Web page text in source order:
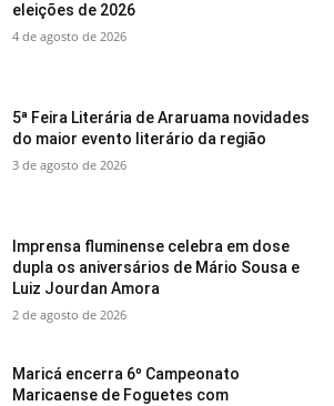
eleições de 2026
4 de agosto de 2026
5ª Feira Literária de Araruama novidades
do maior evento literário da região
3 de agosto de 2026
Imprensa fluminense celebra em dose
dupla os aniversários de Mário Sousa e
Luiz Jourdan Amora
2 de agosto de 2026
Maricá encerra 6º Campeonato
Maricaense de Foguetes com